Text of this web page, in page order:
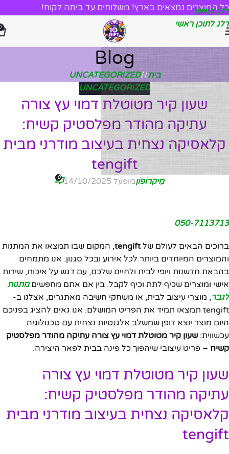
דלג לניווט
דלג לתוכן ראשי
כל המוצרים נמצאים בארץ! משלוחים עד ביתה לקוח!
Blog
בית/
UNCATEGORIZED
UNCATEGORIZED
שעון קיר מטוטלת דמוי עץ צורה
עתיקה מהודר מפלסטיק קשיח:
קלאסיקה נצחית בעיצוב מודרני מבית
tengift
מִיקרוֹפוֹןמופעל 14/10/2025 0
050-7113713
ברוכים הבאים לעולם שלtengift, המקום שבו תמצאו את המתנות
והמוצרים המיוחדים ביותר לכל אירוע ובכל סגנון. אנו מתמחים
בהבאת חדשנות ויופי לבית ולחיים שלכם, עם דגש על איכות, שירות
אישי ומוצרים שכיף לתת וכיף לקבל. בין אם אתם מחפשיםמתנות
לגבר, מוצרי עיצוב לבית, או משחקי חשיבה מאתגרים, אצלנו ב-
tengift תמצאו תמיד את הפריט המושלם. אנו גאים להציג בפניכם
היום מוצר יוצא דופן שמשלב אלגנטיות נצחית עם טכנולוגיה
עכשווית: שעון קיר מטוטלת דמוי עץ צורה עתיקה מהודר מפלסטיק
קשיח – פריט עיצובי שיהפוך כל פינה בבית לפאר היצירה.
שעון קיר מטוטלת דמוי עץ צורה
עתיקה מהודר מפלסטיק קשיח:
קלאסיקה נצחית בעיצוב מודרני מבית
tengift